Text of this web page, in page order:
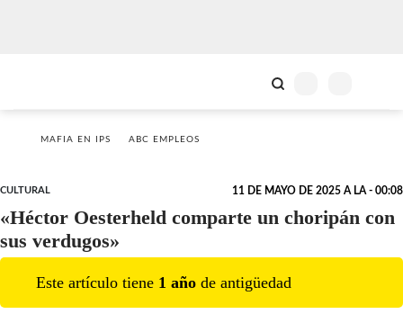
MAFIA EN IPS ABC EMPLEOS
CULTURAL 11 DE MAYO DE 2025 A LA - 00:08
«Héctor Oesterheld comparte un choripán con
sus verdugos»
Este artículo tiene 1 año de antigüedad